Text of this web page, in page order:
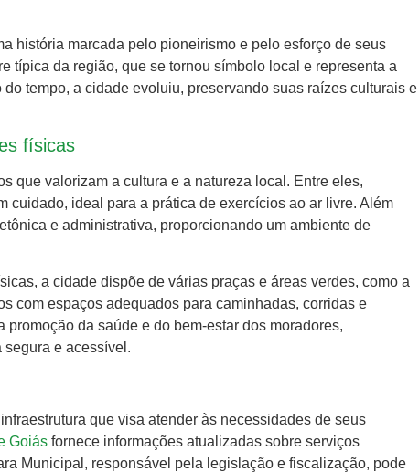
história marcada pelo pioneirismo e pelo esforço de seus
típica da região, que se tornou símbolo local e representa a
tempo, a cidade evoluiu, preservando suas raízes culturais e
físicas
que valorizam a cultura e a natureza local. Entre eles,
cuidado, ideal para a prática de exercícios ao ar livre. Além
e administrativa, proporcionando um ambiente de
a cidade dispõe de várias praças e áreas verdes, como a
com espaços adequados para caminhadas, corridas e
da saúde e do bem-estar dos moradores,
segura e acessível.
que visa atender às necessidades de seus
Goiás fornece informações atualizadas sobre serviços
Municipal, responsável pela legislação e fiscalização, pode